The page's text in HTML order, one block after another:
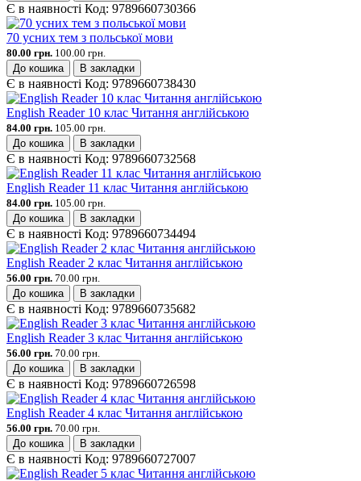
Є в наявності Код: 9789660730366
70 усних тем з польської мови
80.00 грн. 100.00 грн.
До кошика
В закладки
Є в наявності Код: 9789660738430
English Reader 10 клас Читання англійською
84.00 грн. 105.00 грн.
До кошика
В закладки
Є в наявності Код: 9789660732568
English Reader 11 клас Читання англійською
84.00 грн. 105.00 грн.
До кошика
В закладки
Є в наявності Код: 9789660734494
English Reader 2 клас Читання англійською
56.00 грн. 70.00 грн.
До кошика
В закладки
Є в наявності Код: 9789660735682
English Reader 3 клас Читання англійською
56.00 грн. 70.00 грн.
До кошика
В закладки
Є в наявності Код: 9789660726598
English Reader 4 клас Читання англійською
56.00 грн. 70.00 грн.
До кошика
В закладки
Є в наявності Код: 9789660727007